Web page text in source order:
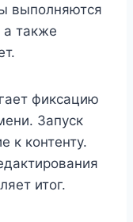
выполняются
также
фиксацию
Запуск
к контенту.
итог.